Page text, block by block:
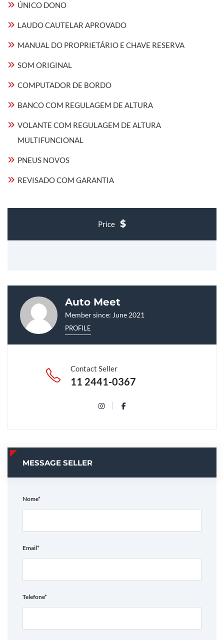
ÚNICO DONO
LAUDO CAUTELAR APROVADO
MANUAL DO PROPRIETÁRIO E CHAVE RESERVA
SOM ORIGINAL
COMPUTADOR DE BORDO
BANCO COM REGULAGEM DE ALTURA
VOLANTE COM REGULAGEM DE ALTURA
MULTIFUNCIONAL
PNEUS NOVOS
REVISADO COM GARANTIA
Price
Auto Meet
Member since: June 2021
PROFILE
Contact Seller
11 2441-0367
MESSAGE SELLER
Nome*
Email*
Telefone*